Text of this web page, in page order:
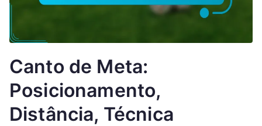
Canto de Meta:
Posicionamento,
Distância, Técnica